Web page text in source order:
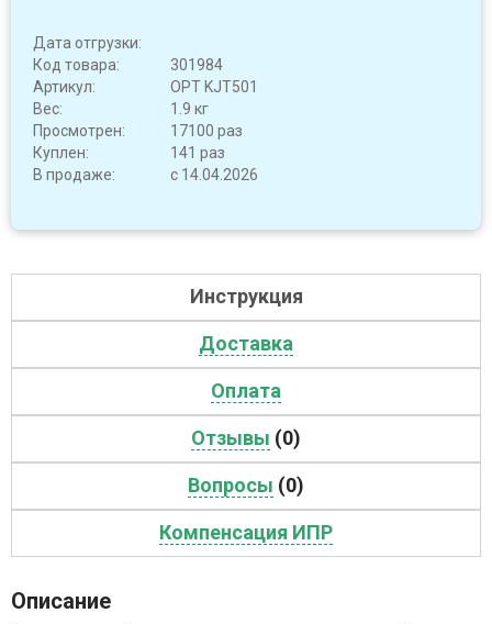
Дата отгрузки:
Код товара:
301984
Артикул:
OPT KJT501
Вес:
1.9 кг
Просмотрен:
17100 раз
Куплен:
141 раз
В продаже:
с 14.04.2026
Инструкция
Доставка
Оплата
Отзывы (0)
Вопросы (0)
Компенсация ИПР
Описание